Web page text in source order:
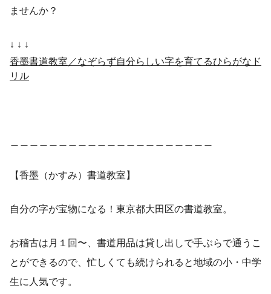
ませんか？
↓ ↓ ↓
香墨書道教室／なぞらず自分らしい字を育てるひらがなド
リル
【香墨（かすみ）書道教室】
自分の字が宝物になる！東京都大田区の書道教室。
お稽古は月１回〜、書道用品は貸し出しで手ぶらで通うこ
とができるので、忙しくても続けられると地域の小・中学
生に人気です。